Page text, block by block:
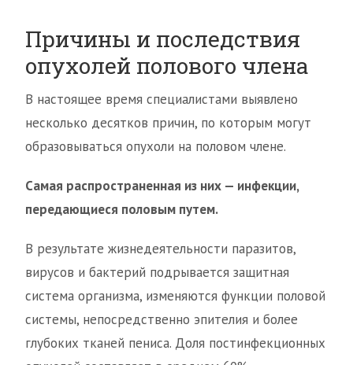
Причины и последствия
опухолей полового члена
В настоящее время специалистами выявлено
несколько десятков причин, по которым могут
образовываться опухоли на половом члене.
Самая распространенная из них — инфекции,
передающиеся половым путем.
В результате жизнедеятельности паразитов,
вирусов и бактерий подрывается защитная
система организма, изменяются функции половой
системы, непосредственно эпителия и более
глубоких тканей пениса. Доля постинфекционных